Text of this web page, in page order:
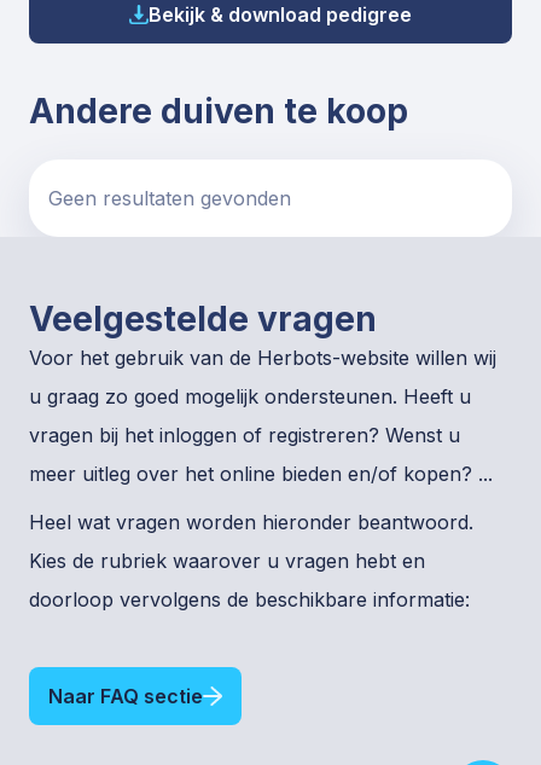
Bekijk & download pedigree
Andere duiven te koop
Geen resultaten gevonden
Veelgestelde vragen
Voor het gebruik van de Herbots-website willen wij
u graag zo goed mogelijk ondersteunen. Heeft u
vragen bij het inloggen of registreren? Wenst u
meer uitleg over het online bieden en/of kopen? ...
Heel wat vragen worden hieronder beantwoord.
Kies de rubriek waarover u vragen hebt en
doorloop vervolgens de beschikbare informatie:
Naar FAQ sectie